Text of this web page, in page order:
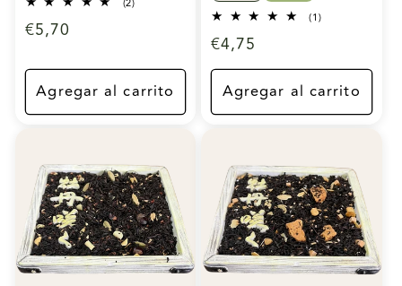
Precio
€5,70
Agregar al carrito
(1)1
Precio
habitual
€4,75
Agregar al carrito